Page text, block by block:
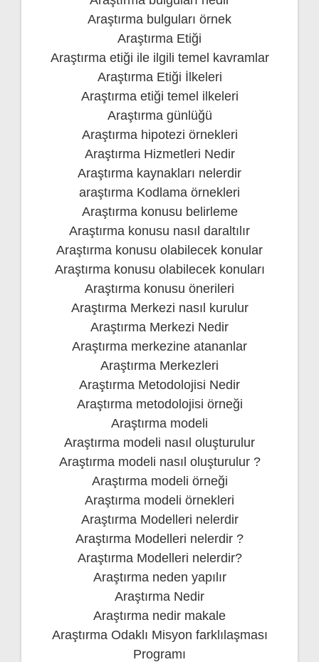
Araştırma bulguları örnek
Araştırma Etiği
Araştırma etiği ile ilgili temel kavramlar
Araştırma Etiği İlkeleri
Araştırma etiği temel ilkeleri
Araştırma günlüğü
Araştırma hipotezi örnekleri
Araştırma Hizmetleri Nedir
Araştırma kaynakları nelerdir
araştırma Kodlama örnekleri
Araştırma konusu belirleme
Araştırma konusu nasıl daraltılır
Araştırma konusu olabilecek konular
Araştırma konusu olabilecek konuları
Araştırma konusu önerileri
Araştırma Merkezi nasıl kurulur
Araştırma Merkezi Nedir
Araştırma merkezine atananlar
Araştırma Merkezleri
Araştırma Metodolojisi Nedir
Araştırma metodolojisi örneği
Araştırma modeli
Araştırma modeli nasıl oluşturulur
Araştırma modeli nasıl oluşturulur ?
Araştırma modeli örneği
Araştırma modeli örnekleri
Araştırma Modelleri nelerdir
Araştırma Modelleri nelerdir ?
Araştırma Modelleri nelerdir?
Araştırma neden yapılır
Araştırma Nedir
Araştırma nedir makale
Araştırma Odaklı Misyon farklılaşması
Programı